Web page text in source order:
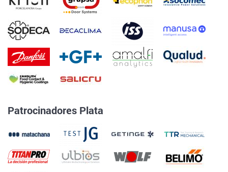
Patrocinadores Plata